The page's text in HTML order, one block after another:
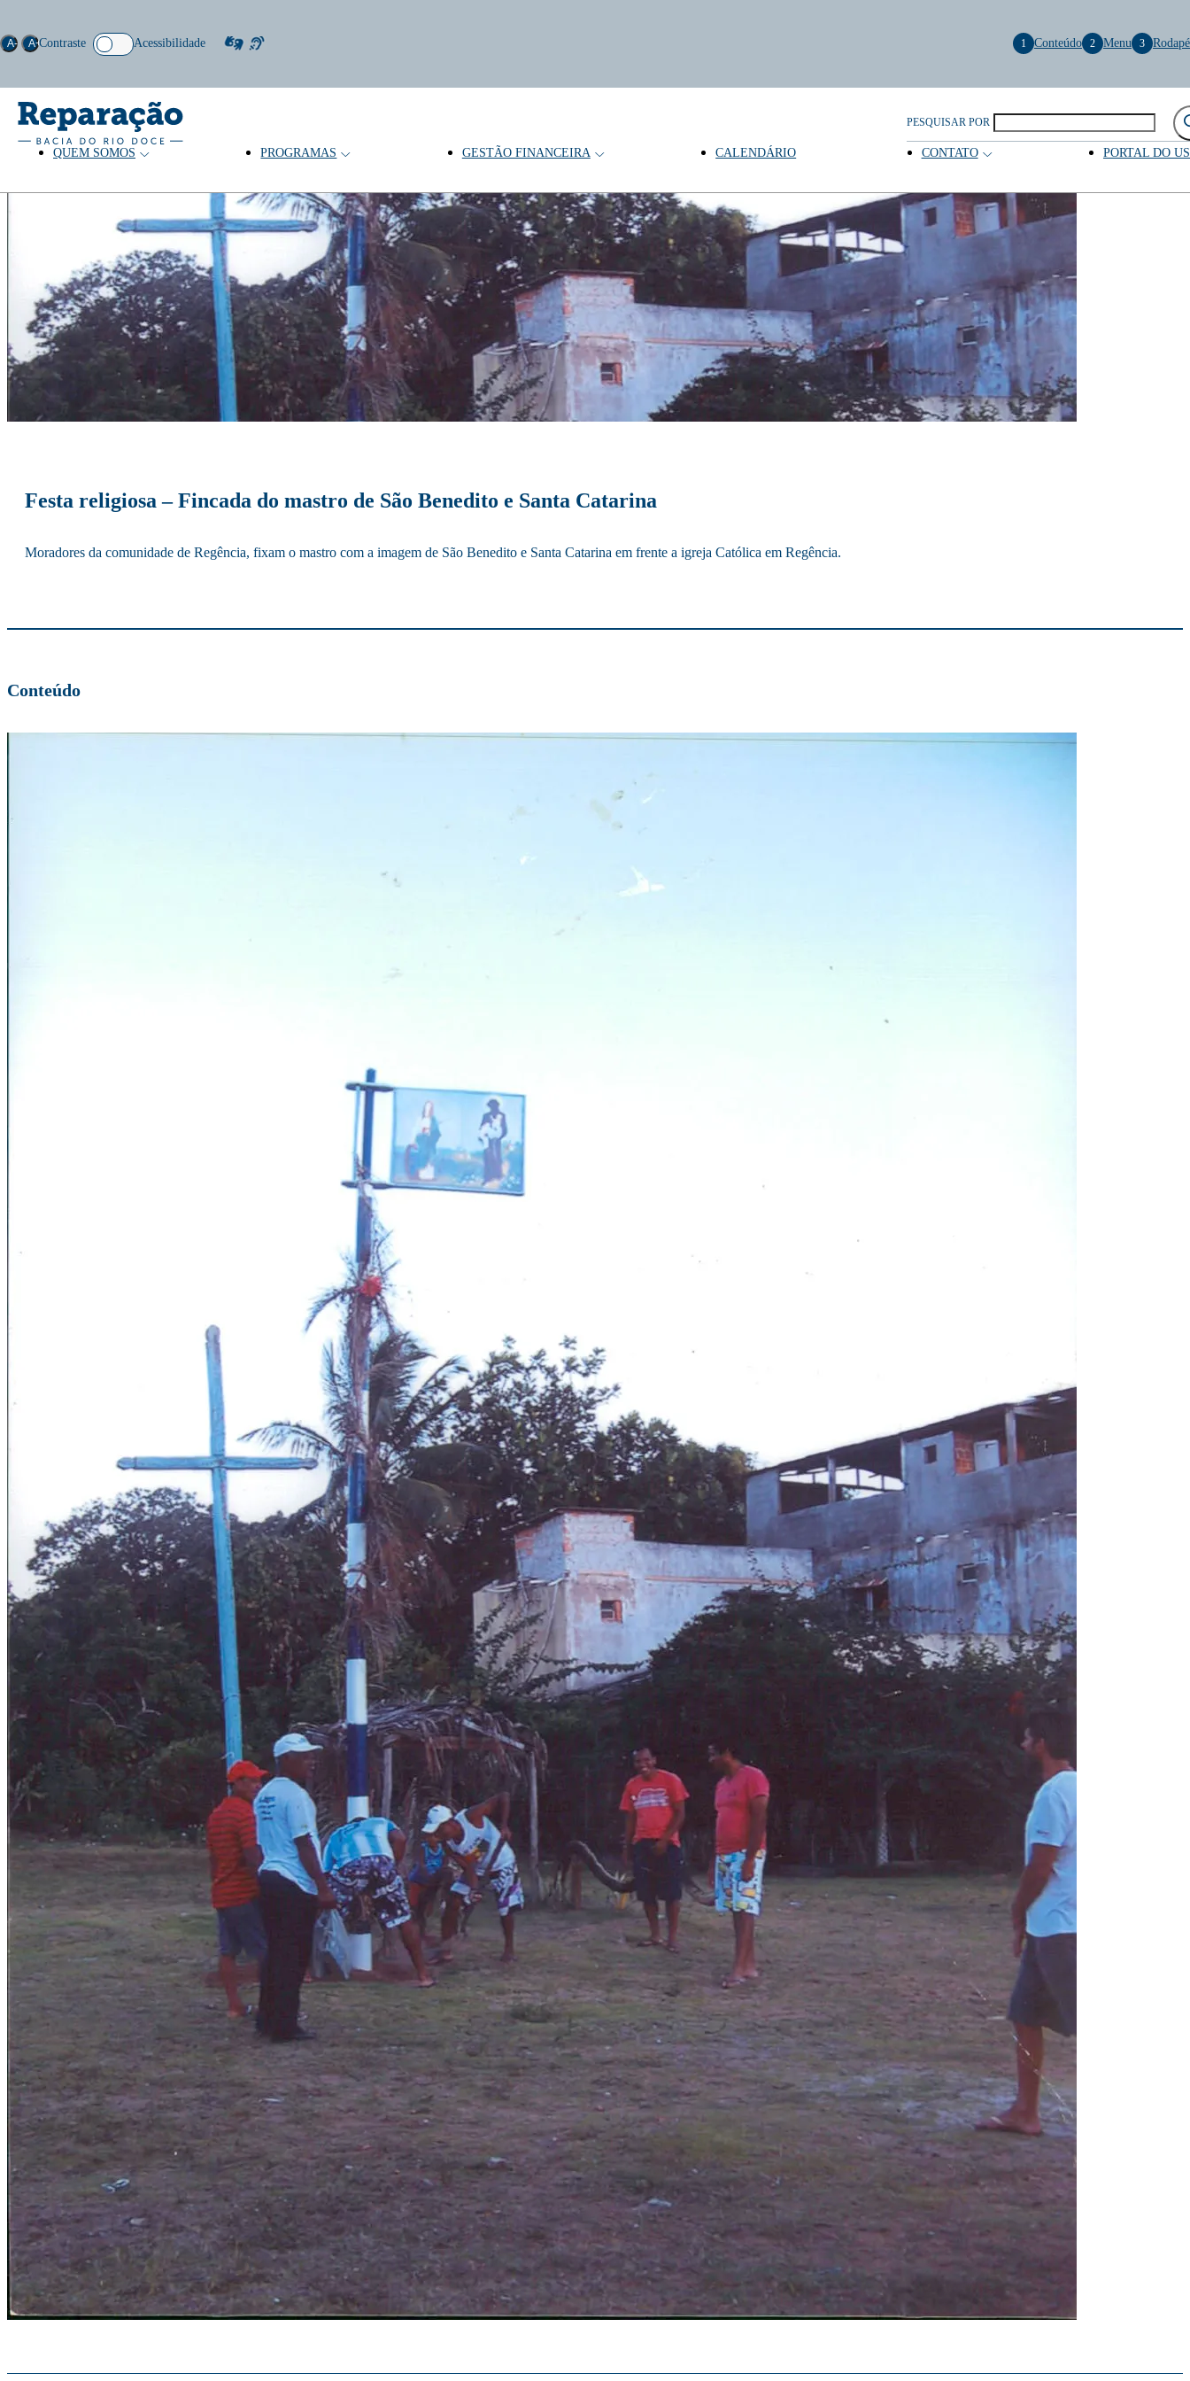
PESQUISAR POR
QUEM SOMOS PROGRAMAS GESTÃO FINANCEIRA CALENDÁRIO CONTATO PORTAL DO
Acessibilidade
A- A+Contraste 1 Conteúdo 2 Menu 3 Rodapé
Festa religiosa – Fincada do mastro de São Benedito e Santa Catarina
Moradores da comunidade de Regência, fixam o mastro com a imagem de São Benedito e Santa Catarina em frente a igreja Católica em Regência.
Conteúdo